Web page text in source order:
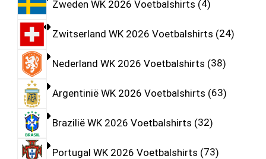
Zweden WK 2026 Voetbalshirts 4
Zwitserland WK 2026 Voetbalshirts 24
Nederland WK 2026 Voetbalshirts 38
Argentinië WK 2026 Voetbalshirts 63
Brazilië WK 2026 Voetbalshirts 32
Portugal WK 2026 Voetbalshirts 73